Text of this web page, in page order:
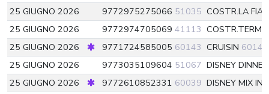
25 GIUGNO 2026
9772975275066 51035 COSTR.LA
25 GIUGNO 2026
9772974705069 41113
25 GIUGNO 2026
9771724585005 60143 CRUISIN 60143
25 GIUGNO 2026
9773035109604 51067 DISNEY
25 GIUGNO 2026
9772610852331 60039 DISNEY MIX